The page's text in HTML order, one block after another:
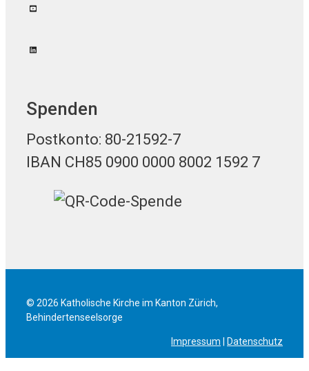
Spenden
Postkonto: 80-21592-7
IBAN CH85 0900 0000 8002 1592 7
© 2026 Katholische Kirche im Kanton Zürich,
Behindertenseelsorge
Impressum Datenschutz